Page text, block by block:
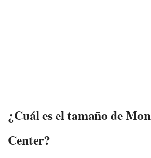
¿Cuál es el tamaño de
Center?